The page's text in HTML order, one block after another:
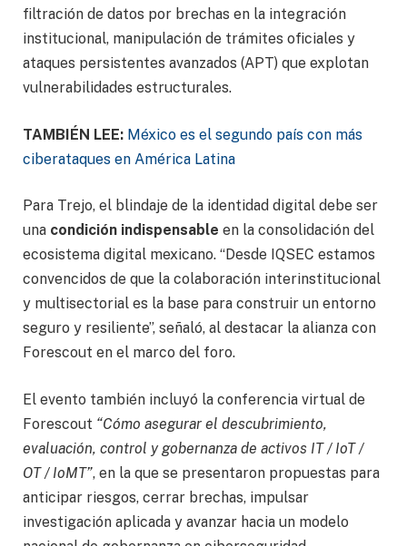
filtración de datos por brechas en la integración
institucional, manipulación de trámites oficiales y
ataques persistentes avanzados (APT) que explotan
vulnerabilidades estructurales.
TAMBIÉN LEE: México es el segundo país con más
ciberataques en América Latina
Para Trejo, el blindaje de la identidad digital debe ser
una condición indispensable en la consolidación del
ecosistema digital mexicano. “Desde IQSEC estamos
convencidos de que la colaboración interinstitucional
y multisectorial es la base para construir un entorno
seguro y resiliente”, señaló, al destacar la alianza con
Forescout en el marco del foro.
El evento también incluyó la conferencia virtual de
Forescout “Cómo asegurar el descubrimiento,
evaluación, control y gobernanza de activos IT / IoT /
OT / IoMT”, en la que se presentaron propuestas para
anticipar riesgos, cerrar brechas, impulsar
investigación aplicada y avanzar hacia un modelo